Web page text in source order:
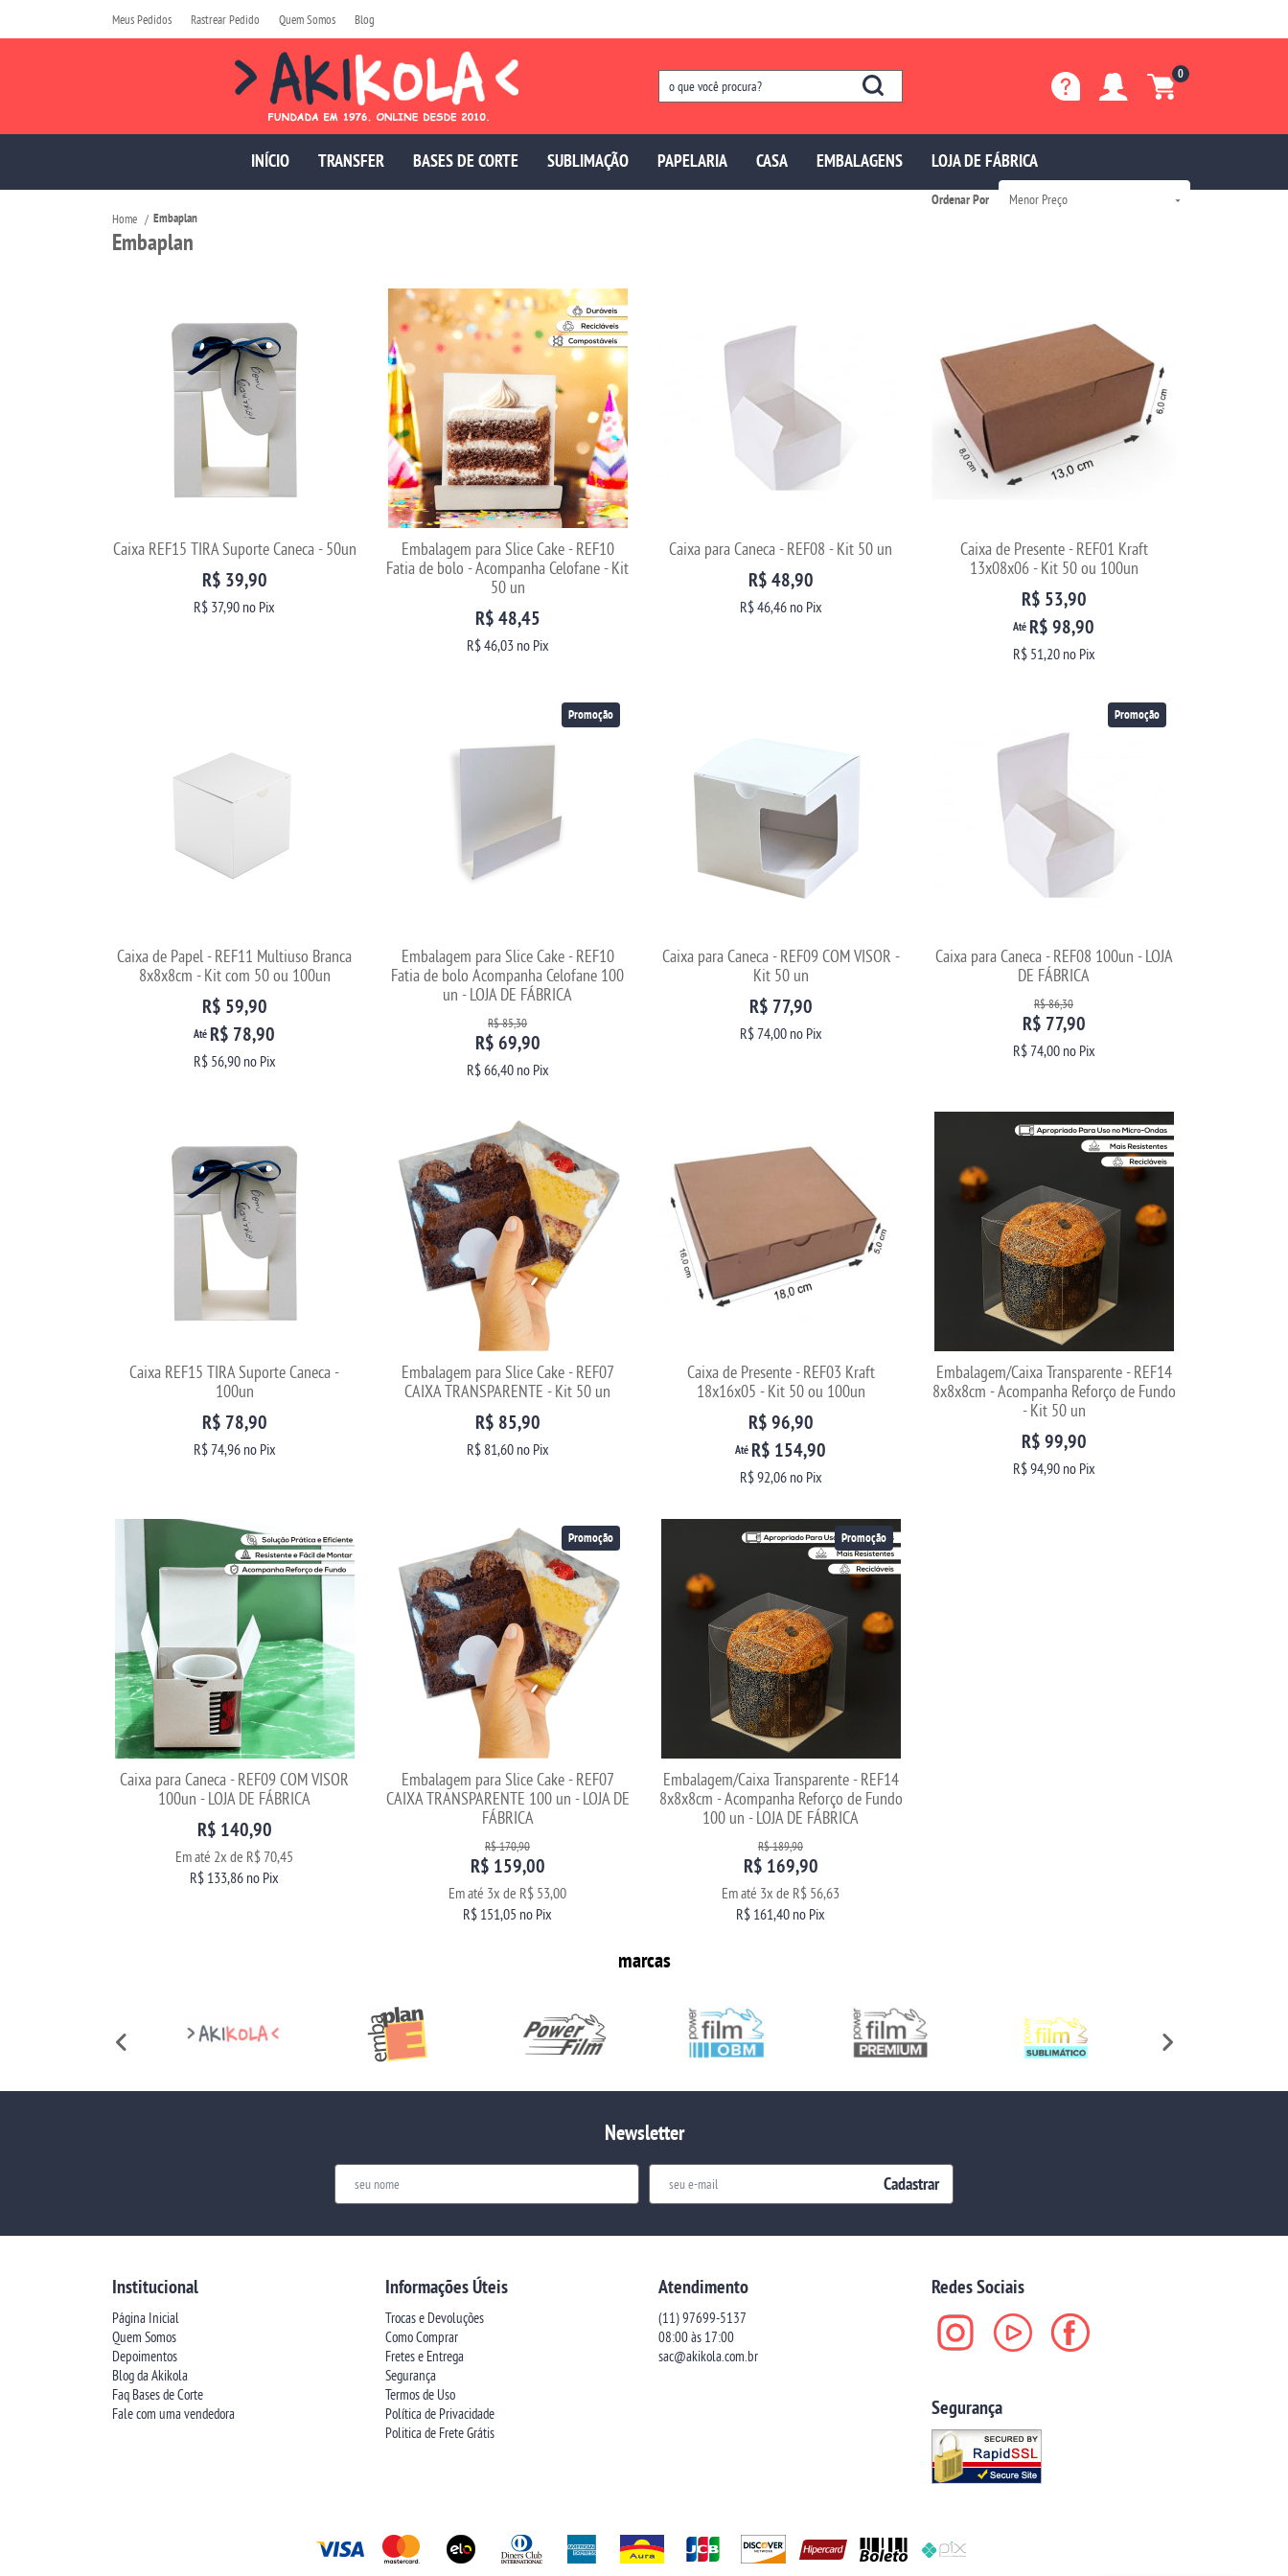
Meus Pedidos Rastrear Pedido Quem Somos Blog
0
INÍCIO TRANSFER BASES DE CORTE SUBLIMAÇÃO PAPELARIA CASA EMBALAGENS LOJA DE FÁBRICA
Home Embaplan
Embaplan
Ordenar Por Menor Preço
Caixa REF15 TIRA Suporte Caneca - 50un
R$ 39,90
R$ 37,90 no Pix
Embalagem para Slice Cake - REF10
Fatia de bolo - Acompanha Celofane - Kit
50 un
R$ 48,45
R$ 46,03no Pix
Caixa para Caneca - REF08 - Kit 50 un
R$ 48,90
R$ 46,46no Pix
Caixa de Presente - REF01 Kraft
13x08x06 - Kit 50 ou 100un
R$ 53,90
Até R$ 98,90
R$ 51,20no Pix
Caixa de Papel - REF11 Multiuso Branca
8x8x8cm - Kit com 50 ou 100un
R$ 59,90
Até R$ 78,90
R$ 56,90no Pix
Promoção
Embalagem para Slice Cake - REF10
Fatia de bolo Acompanha Celofane 100
un - LOJA DE FÁBRICA
R$ 85,30
R$ 69,90
R$ 66,40no Pix
Caixa para Caneca - REF09 COM VISOR -
Kit 50 un
R$ 77,90
R$ 74,00no Pix
Promoção
Caixa para Caneca - REF08 100un - LOJA
DE FÁBRICA
R$ 86,30
R$ 77,90
R$ 74,00no Pix
Caixa REF15 TIRA Suporte Caneca -
100un
R$ 78,90
R$ 74,96no Pix
Embalagem para Slice Cake - REF07
CAIXA TRANSPARENTE - Kit 50 un
R$ 85,90
R$ 81,60no Pix
Caixa de Presente - REF03 Kraft
18x16x05 - Kit 50 ou 100un
R$ 96,90
Até R$ 154,90
R$ 92,06no Pix
Embalagem/Caixa Transparente - REF14
8x8x8cm - Acompanha Reforço de Fundo
- Kit 50 un
R$ 99,90
R$ 94,90no Pix
Caixa para Caneca - REF09 COM VISOR
100un - LOJA DE FÁBRICA
R$ 140,90
Em até 2x de R$ 70,45
R$ 133,86 no Pix
Promoção
Embalagem para Slice Cake - REF07
CAIXA TRANSPARENTE 100 un - LOJA DE
FÁBRICA
R$ 170,90
R$ 159,00
Em até 3x de R$ 53,00
R$ 151,05 no Pix
Promoção
Embalagem/Caixa Transparente - REF14
8x8x8cm - Acompanha Reforço de Fundo
100 un - LOJA DE FÁBRICA
R$ 189,90
R$ 169,90
Em até 3x de R$ 56,63
R$ 161,40 no Pix
marcas
Newsletter
Cadastrar
Institucional
Página Inicial
Quem Somos
Depoimentos
Blog da Akikola
Faq Bases de Corte
Fale com uma vendedora
Informações Úteis
Trocas e Devoluções
Como Comprar
Fretes e Entrega
Segurança
Termos de Uso
Política de Privacidade
Politica de Frete Grátis
Atendimento
(11)97699-5137
08:00 às 17:00
sac@akikola.com.br
Redes Sociais
Segurança